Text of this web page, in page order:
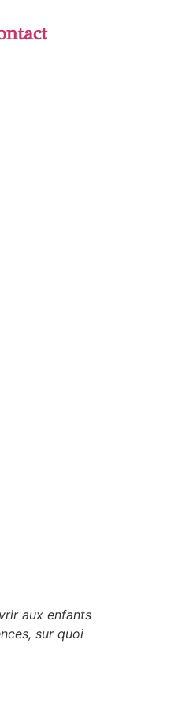
aux enfants
sur quoi